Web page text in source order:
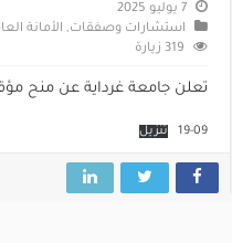
7 يوليو 2025
استشارات وصفقات, الأمانة
319 زيارة
تعلن جامعة غرداية عن منح
19-09 تنزيل